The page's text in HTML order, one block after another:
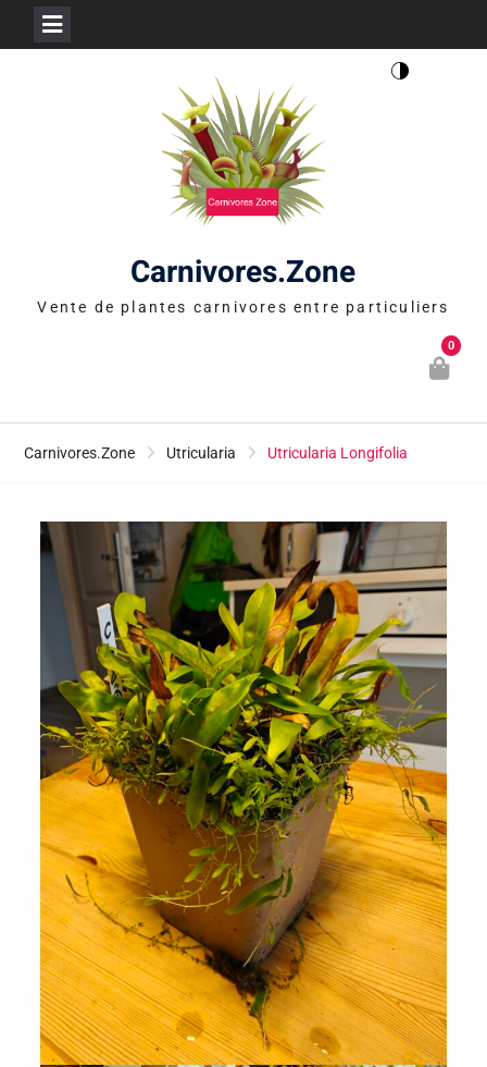
Carnivores.Zone
Vente de plantes carnivores entre particuliers
0
Carnivores.Zone Utricularia Utricularia Longifolia